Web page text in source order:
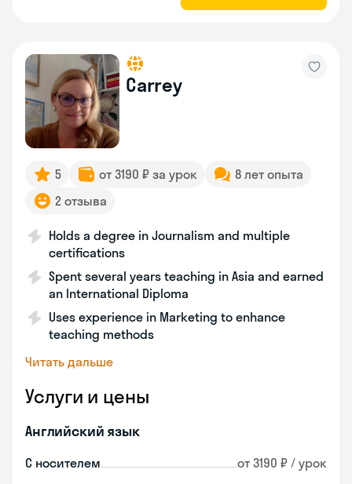
Carrey
5 от 3190 ₽ за урок
8 лет опыта
2 отзыва
Holds a degree in Journalism and multiple
certifications
Spent several years teaching in Asia and earned
an International Diploma
Uses experience in Marketing to enhance
teaching methods
Читать дальше
Услуги и цены
Английский язык
С носителем от 3190 ₽ / урок